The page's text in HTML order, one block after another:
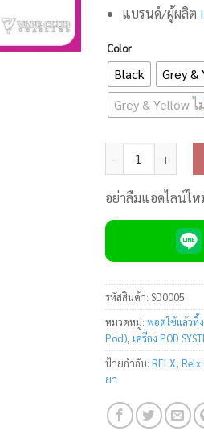
แบรนด์/ผู้ผลิต
Color
Black
Grey &
Grey & Yellow
จำนวน Relx
อย่าลืมแอดไลน์ใ
รหัสสินค้า: SD0005
หมวดหมู่: พอตใช้แล้วทิ้
Pod), เครื่อง POD
ป้ายกำกับ: RELX, Relx
ยา